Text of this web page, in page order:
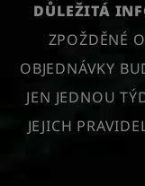
DŮLEŽITÁ
ZPOŽDĚNÉ
OBJEDNÁVKY
JEN JEDNOU
JEJICH